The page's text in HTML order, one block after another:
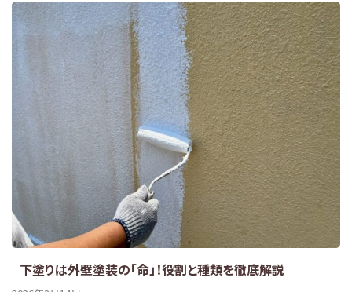
下塗りは外壁塗装の「命」！役割と種類を徹底解説